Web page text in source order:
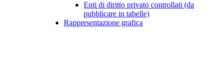
Enti di diritto privato controllati (da
pubblicare in tabelle)
Rappresentazione grafica